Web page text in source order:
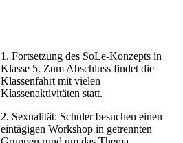
1. Fortsetzung des SoLe-Konzepts in
Klasse 5. Zum Abschluss findet die
Klassenfahrt mit vielen
Klassenaktivitäten statt.
2. Sexualität: Schüler besuchen einen
eintägigen Workshop in getrennten